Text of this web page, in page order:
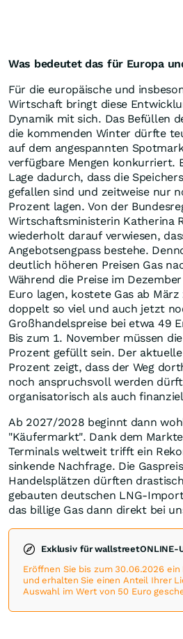
Was bedeutet das für Europa
Für die europäische und
Wirtschaft bringt diese
Dynamik mit sich. Das Befüllen
die kommenden Winter dürfte
auf dem angespannten
verfügbare Mengen konkurriert.
Lage dadurch, dass die
gefallen sind und zeitweise nur
Prozent lagen. Von der
Wirtschaftsministerin Katherina
wiederholt darauf verwiesen,
Angebotsengpass bestehe.
deutlich höheren Preisen Gas
Während die Preise im
Euro lagen, kostete Gas ab
doppelt so viel und auch jetzt
Großhandelspreise bei etwa 49
Bis zum 1. November müssen
Prozent gefüllt sein. Der
Prozent zeigt, dass der Weg
noch anspruchsvoll werden
organisatorisch als auch
Ab 2027/2028 beginnt dann
"Käufermarkt". Dank dem
Terminals weltweit trifft ein
sinkende Nachfrage. Die
Handelsplätzen dürften
gebauten deutschen LNG-
das billige Gas dann direkt bei
Exklusiv für wallstreetONLINE-
Eröffnen Sie bis zum 30.06.2026
und erhalten Sie einen Anteil Ihrer
Auswahl im Wert von 50 Euro